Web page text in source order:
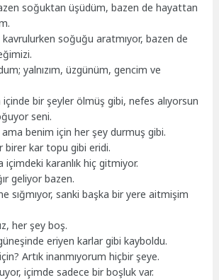
soğuktan üşüdüm, bazen de hayattan
kavrulurken soğuğu aratmıyor, bazen de
yalnızım, üzgünüm, gencim ve
içinde bir şeyler ölmüş gibi, nefes alıyorsun
seni.
benim için her şey durmuş gibi.
birer kar topu gibi eridi.
içimdeki karanlık hiç gitmiyor.
geliyor bazen.
sığmıyor, sanki başka bir yere aitmişim
her şey boş.
eriyen karlar gibi kayboldu.
Artık inanmıyorum hiçbir şeye.
içimde sadece bir boşluk var.